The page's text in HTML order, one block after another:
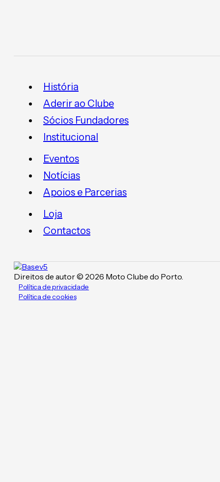
História
Aderir ao Clube
Sócios Fundadores
Institucional
Eventos
Notícias
Apoios e Parcerias
Loja
Contactos
Direitos de autor © 2026 Moto Clube do Porto.
Política de privacidade
Política de cookies